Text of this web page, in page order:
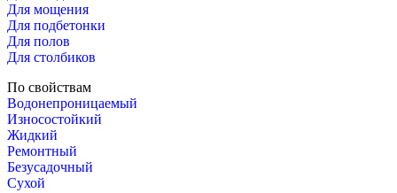
Для мощения
Для подбетонки
Для полов
Для столбиков
По свойствам
Водонепроницаемый
Износостойкий
Жидкий
Ремонтный
Безусадочный
Сухой